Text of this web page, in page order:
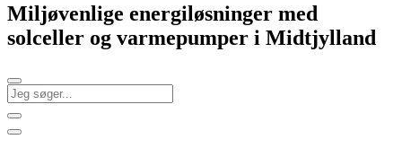
Miljøvenlige energiløsninger med
solceller og varmepumper i Midtjylland